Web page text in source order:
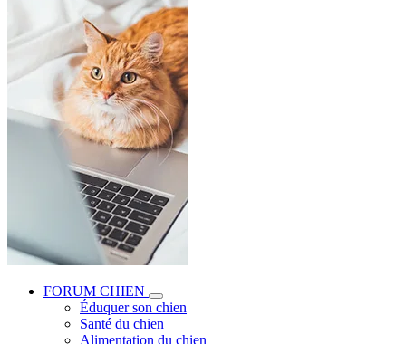
FORUM CHIEN
Éduquer son chien
Santé du chien
Alimentation du chien